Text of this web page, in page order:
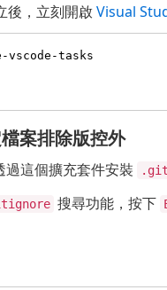
後，立刻開啟Visual
案排除版控外
這個擴充套件安裝
搜尋功能，按下